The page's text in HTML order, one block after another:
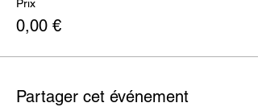
Prix
0,00 €
Partager cet événement